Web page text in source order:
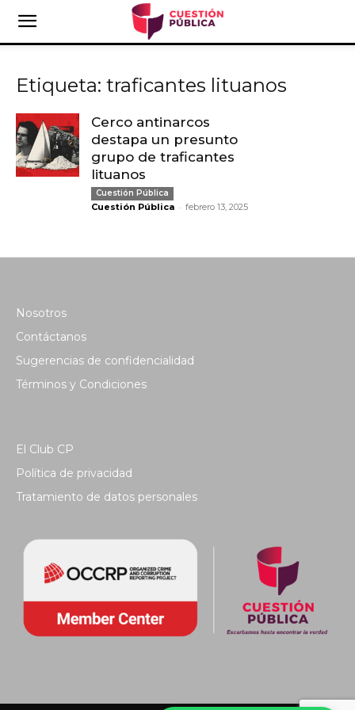
Etiqueta: traficantes lituanos
Cerco antinarcos
destapa un presunto
grupo de traficantes
lituanos
Cuestión Pública
Cuestión Pública - febrero 13, 2025
Nosotros
Contáctanos
Sugerencias de confidencialidad
Términos y Condiciones
El Club CP
Política de privacidad
Tratamiento de datos personales